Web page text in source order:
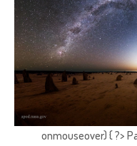
onmouseover) { ?>